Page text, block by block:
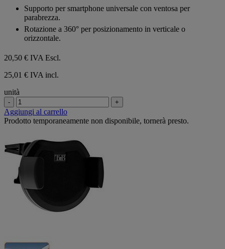
Supporto per smartphone universale con ventosa per
parabrezza.
Rotazione a 360° per posizionamento in verticale o
orizzontale.
20,50 € IVA Escl.
25,01 € IVA incl.
unità
- +
Aggiungi al carrello
Prodotto temporaneamente non disponibile, tornerà presto.